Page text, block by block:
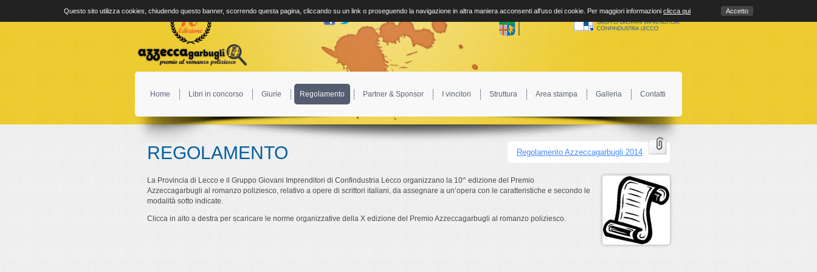
Home Libri in concorso Giurie Regolamento Partner & Sponsor I vincitori Struttura Area stampa Galleria Contatti
REGOLAMENTO
La Provincia di Lecco e il Gruppo Giovani Imprenditori di Confindustria Lecco organizzano la 10^ edizione del Premio
Azzeccagarbugli al romanzo poliziesco, relativo a opere di scrittori italiani, da assegnare a un’opera con le caratteristiche e secondo le
modalità sotto indicate.
Clicca in alto a destra per scaricare le norme organizzative della X edizione del Premio Azzeccagarbugli al romanzo poliziesco.
Regolamento Azzeccagarbugli 2014
Questo sito utilizza cookies, chiudendo questo banner, scorrendo questa pagina, cliccando su un link o proseguendo la navigazione in altra maniera acconsenti all'uso dei cookie. Per maggiori informazioni clicca qui Accetto